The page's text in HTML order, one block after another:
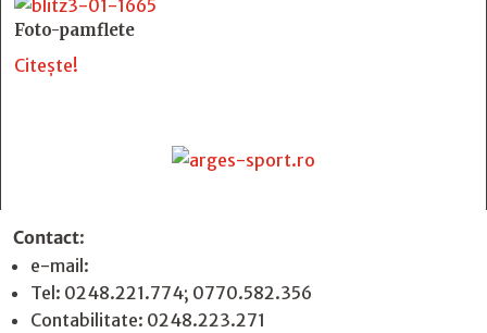
Foto-pamflete
Citește!
Contact:
e-mail:
Tel: 0248.221.774; 0770.582.356
Contabilitate: 0248.223.271